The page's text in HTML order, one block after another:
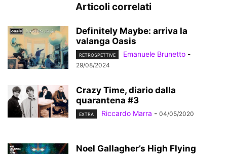
Articoli correlati
Definitely Maybe: arriva la
valanga Oasis
RETROSPETTIVE Emanuele Brunetto -
29/08/2024
Crazy Time, diario dalla
quarantena #3
EXTRA Riccardo Marra - 04/05/2020
Noel Gallagher’s High Flying